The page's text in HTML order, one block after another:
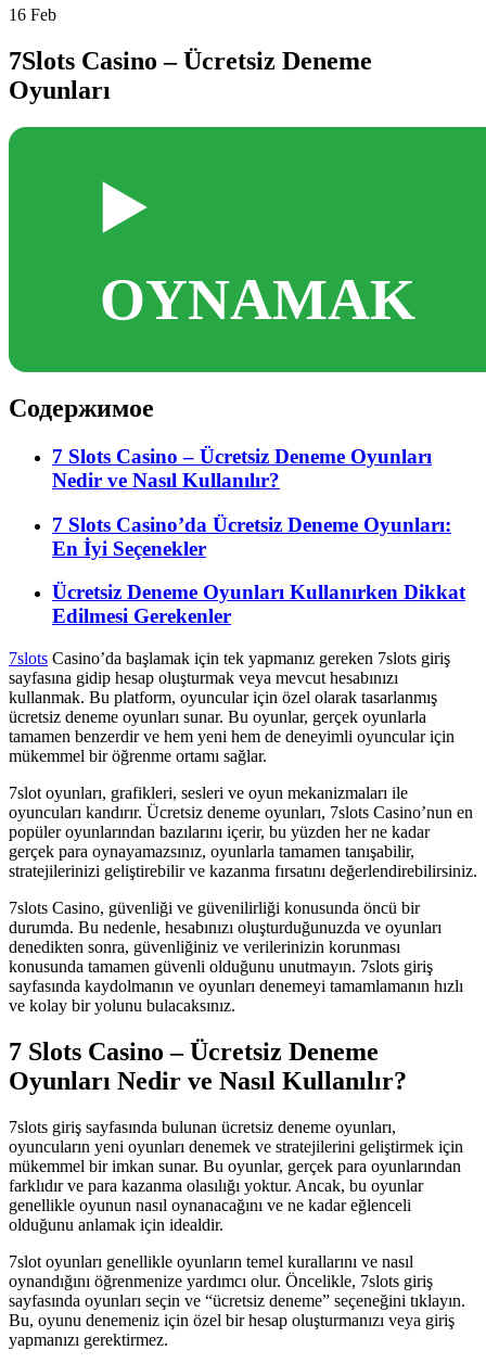
16 Feb
7Slots Casino – Ücretsiz Deneme
Oyunları
▶️
OYNAMAK
Содержимое
7 Slots Casino – Ücretsiz Deneme Oyunları
Nedir ve Nasıl Kullanılır?
7 Slots Casino’da Ücretsiz Deneme Oyunları:
En İyi Seçenekler
Ücretsiz Deneme Oyunları Kullanırken Dikkat
Edilmesi Gerekenler
7slots Casino’da başlamak için tek yapmanız gereken 7slots giriş
sayfasına gidip hesap oluşturmak veya mevcut hesabınızı
kullanmak. Bu platform, oyuncular için özel olarak tasarlanmış
ücretsiz deneme oyunları sunar. Bu oyunlar, gerçek oyunlarla
tamamen benzerdir ve hem yeni hem de deneyimli oyuncular için
mükemmel bir öğrenme ortamı sağlar.
7slot oyunları, grafikleri, sesleri ve oyun mekanizmaları ile
oyuncuları kandırır. Ücretsiz deneme oyunları, 7slots Casino’nun en
popüler oyunlarından bazılarını içerir, bu yüzden her ne kadar
gerçek para oynayamazsınız, oyunlarla tamamen tanışabilir,
stratejilerinizi geliştirebilir ve kazanma fırsatını değerlendirebilirsiniz.
7slots Casino, güvenliği ve güvenilirliği konusunda öncü bir
durumda. Bu nedenle, hesabınızı oluşturduğunuzda ve oyunları
denedikten sonra, güvenliğiniz ve verilerinizin korunması
konusunda tamamen güvenli olduğunu unutmayın. 7slots giriş
sayfasında kaydolmanın ve oyunları denemeyi tamamlamanın hızlı
ve kolay bir yolunu bulacaksınız.
7 Slots Casino – Ücretsiz Deneme
Oyunları Nedir ve Nasıl Kullanılır?
7slots giriş sayfasında bulunan ücretsiz deneme oyunları,
oyuncuların yeni oyunları denemek ve stratejilerini geliştirmek için
mükemmel bir imkan sunar. Bu oyunlar, gerçek para oyunlarından
farklıdır ve para kazanma olasılığı yoktur. Ancak, bu oyunlar
genellikle oyunun nasıl oynanacağını ve ne kadar eğlenceli
olduğunu anlamak için idealdir.
7slot oyunları genellikle oyunların temel kurallarını ve nasıl
oynandığını öğrenmenize yardımcı olur. Öncelikle, 7slots giriş
sayfasında oyunları seçin ve “ücretsiz deneme” seçeneğini tıklayın.
Bu, oyunu denemeniz için özel bir hesap oluşturmanızı veya giriş
yapmanızı gerektirmez.